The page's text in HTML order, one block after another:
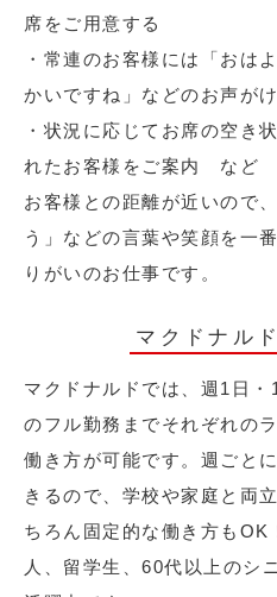
席をご用意する
・常連のお客様には「おは
かいですね」などのお声がけ
・状況に応じてお席の空き
れたお客様をご案内 など
お客様との距離が近いので
う」などの言葉や笑顔を一
りがいのお仕事です。
マクドナル
マクドナルドでは、週1日
のフル勤務までそれぞれの
働き方が可能です。週ごと
きるので、学校や家庭と両
ちろん固定的な働き方も
人、留学生、60代以上のシ